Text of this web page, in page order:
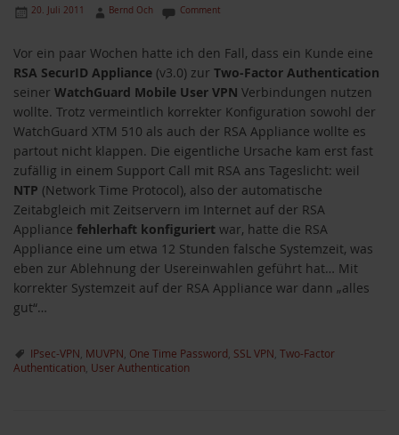
20. Juli 2011 Bernd Och Comment
Vor ein paar Wochen hatte ich den Fall, dass ein Kunde eine
RSA SecurID Appliance (v3.0) zur Two-Factor Authentication
seiner WatchGuard Mobile User VPN Verbindungen nutzen
wollte. Trotz vermeintlich korrekter Konfiguration sowohl der
WatchGuard XTM 510 als auch der RSA Appliance wollte es
partout nicht klappen. Die eigentliche Ursache kam erst fast
zufällig in einem Support Call mit RSA ans Tageslicht: weil
NTP (Network Time Protocol), also der automatische
Zeitabgleich mit Zeitservern im Internet auf der RSA
Appliance fehlerhaft konfiguriert war, hatte die RSA
Appliance eine um etwa 12 Stunden falsche Systemzeit, was
eben zur Ablehnung der Usereinwahlen geführt hat… Mit
korrekter Systemzeit auf der RSA Appliance war dann „alles
gut“…
IPsec-VPN MUVPN One Time Password SSL VPN Two-Factor
Authentication User Authentication